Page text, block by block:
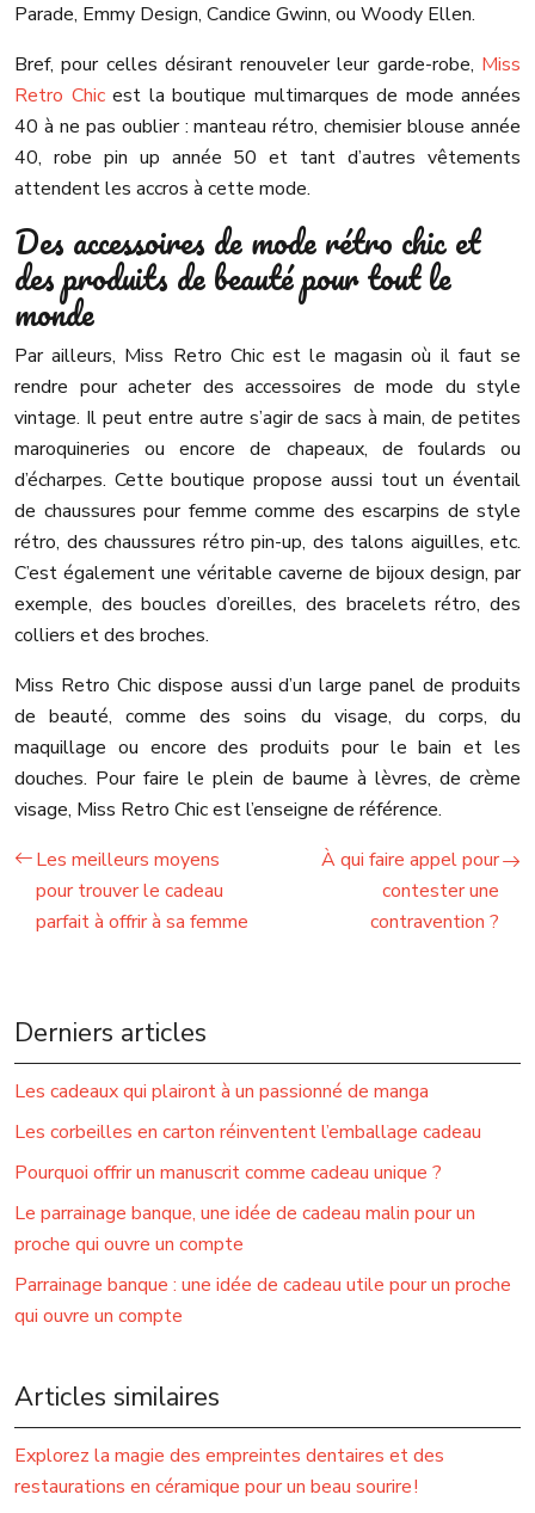
Parade, Emmy Design, Candice Gwinn, ou Woody Ellen.
Bref, pour celles désirant renouveler leur garde-robe, Miss
Retro Chicest la boutique multimarques de mode années
40 à ne pas oublier : manteau rétro, chemisier blouse année
40, robe pin up année 50 et tant d’autres vêtements
attendent les accros à cette mode.
Des accessoires de mode rétro chic et
des produits de beauté pour tout le
monde
Par ailleurs, Miss Retro Chic est le magasin où il faut se
rendre pour acheter des accessoires de mode du style
vintage. Il peut entre autre s’agir de sacs à main, de petites
maroquineries ou encore de chapeaux, de foulards ou
d’écharpes. Cette boutique propose aussi tout un éventail
de chaussures pour femme comme des escarpins de style
rétro, des chaussures rétro pin-up, des talons aiguilles, etc.
C’est également une véritable caverne de bijoux design, par
exemple, des boucles d’oreilles, des bracelets rétro, des
colliers et des broches.
Miss Retro Chic dispose aussi d’un large panel de produits
de beauté, comme des soins du visage, du corps, du
maquillage ou encore des produits pour le bain et les
douches. Pour faire le plein de baume à lèvres, de crème
visage, Miss Retro Chic est l’enseigne de référence.
Les meilleurs moyens
pour trouver le cadeau
parfait à offrir à sa femme
À qui faire appel pour
contester une
contravention ?
Derniers articles
Les cadeaux qui plairont à un passionné de manga
Les corbeilles en carton réinventent l’emballage cadeau
Pourquoi offrir un manuscrit comme cadeau unique ?
Le parrainage banque, une idée de cadeau malin pour un
proche qui ouvre un compte
Parrainage banque : une idée de cadeau utile pour un proche
qui ouvre un compte
Articles similaires
Explorez la magie des empreintes dentaires et des
restaurations en céramique pour un beau sourire !